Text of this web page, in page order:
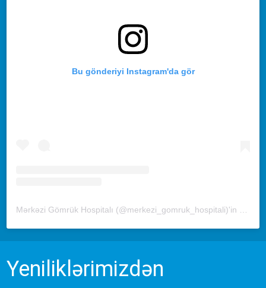
Bu gönderiyi Instagram'da gör
Mərkəzi Gömrük Hospitalı (@merkezi_gomruk_hospitali)'in paylaştığı bir gönderi
Yeniliklərimizdən